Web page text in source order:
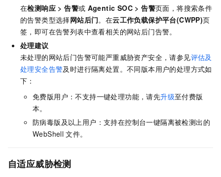
在检测响应 >告警或 Agentic SOC >告警页面，将搜索条件
的告警类型选择网站后门。在云工作负载保护平台(CWPP)页
签，即可在告警列表中查看相关的网站后门告警。
处理建议
未处理的网站后门告警可能严重威胁资产安全，请参见评估及
处理安全告警及时进行隔离处置。不同版本用户的处理方式如
下：
免费版用户：不支持一键处理功能，请先升级至付费版
本。
防病毒版及以上用户：支持在控制台一键隔离被检测出的
WebShell 文件。
自适应威胁检测